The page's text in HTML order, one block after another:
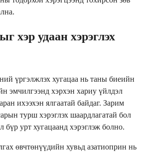
хэр удаан хэрэглэх
үргэлжлэх хугацаа нь таны биеийн
эмчилгээнд хэрхэн хариу үйлдэл
ихээхэн ялгаатай байдаг. Зарим
турш хэрэглэх шаардлагатай бол
бүр урт хугацаанд хэрэглэж болно.
өвчтөнүүдийн хувьд азатиоприн нь